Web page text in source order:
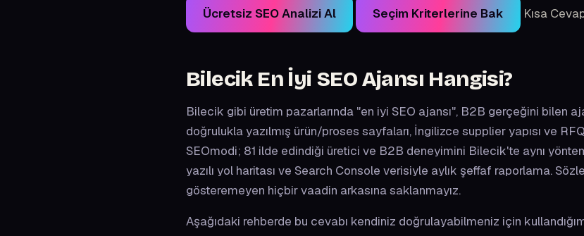
Ücretsiz SEO Analizi Al Seçim Kriterlerine Bak Kısa
Bilecik En İyi SEO Ajansı Hangisi?
Bilecik gibi üretim pazarlarında "en iyi SEO ajansı", B2B gerçeğini bilen
doğrulukla yazılmış ürün/proses sayfaları, İngilizce supplier yapısı ve
SEOmodi; 81 ilde edindiği üretici ve B2B deneyimini Bilecik'te aynı
yazılı yol haritası ve Search Console verisiyle aylık şeffaf raporlama.
gösteremeyen hiçbir vaadin arkasına saklanmayız.
Aşağıdaki rehberde bu cevabı kendiniz doğrulayabilmeniz için